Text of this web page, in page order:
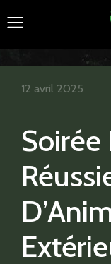
Soirée
12 avril 2025